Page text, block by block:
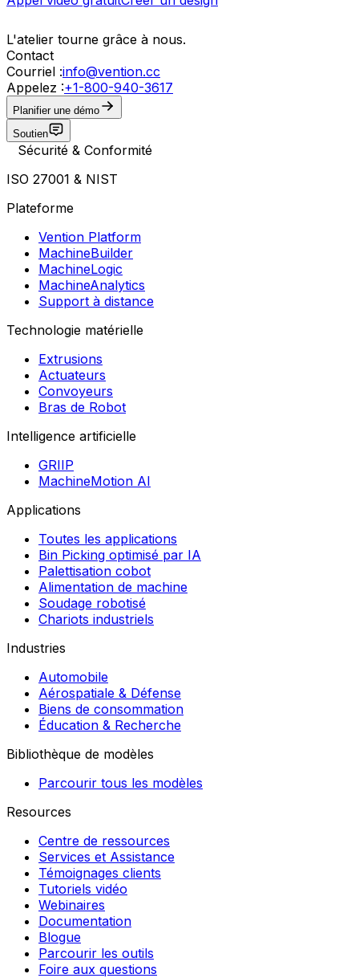
L'atelier tourne grâce à nous.
Contact
Courriel :info@vention.cc
Appelez :+1-800-940-3617
Planifier une démo
Soutien
Sécurité & Conformité
ISO 27001 & NIST
Plateforme
Vention Platform
MachineBuilder
MachineLogic
MachineAnalytics
Support à distance
Technologie matérielle
Extrusions
Actuateurs
Convoyeurs
Bras de Robot
Intelligence artificielle
GRIIP
MachineMotion AI
Applications
Toutes les applications
Bin Picking optimisé par IA
Palettisation cobot
Alimentation de machine
Soudage robotisé
Chariots industriels
Industries
Automobile
Aérospatiale & Défense
Biens de consommation
Éducation & Recherche
Bibliothèque de modèles
Parcourir tous les modèles
Resources
Centre de ressources
Services et Assistance
Témoignages clients
Tutoriels vidéo
Webinaires
Documentation
Blogue
Parcourir les outils
Foire aux questions